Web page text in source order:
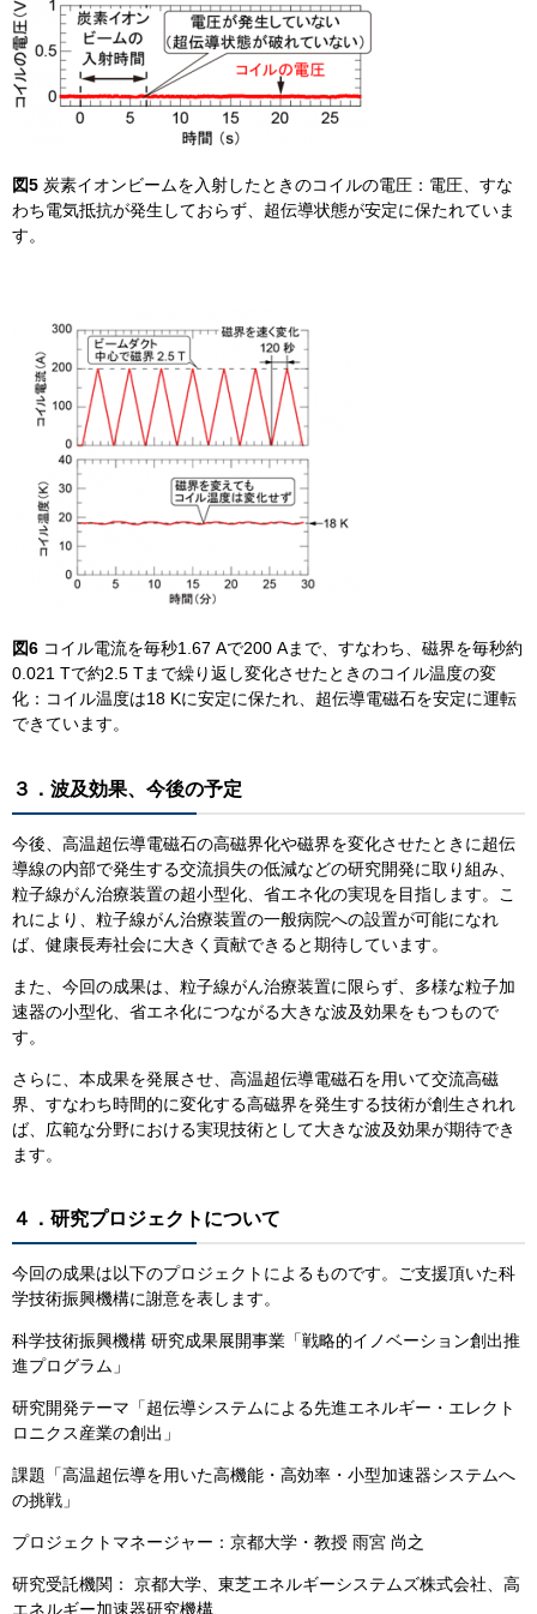
図5 炭素イオンビームを入射したときのコイルの電圧：電圧、すな
わち電気抵抗が発生しておらず、超伝導状態が安定に保たれていま
す。
図6 コイル電流を毎秒1.67 Aで200 Aまで、すなわち、磁界を毎秒約
0.021 Tで約2.5 Tまで繰り返し変化させたときのコイル温度の変
化：コイル温度は18 Kに安定に保たれ、超伝導電磁石を安定に運転
できています。
３．波及効果、今後の予定
今後、高温超伝導電磁石の高磁界化や磁界を変化させたときに超伝
導線の内部で発生する交流損失の低減などの研究開発に取り組み、
粒子線がん治療装置の超小型化、省エネ化の実現を目指します。こ
れにより、粒子線がん治療装置の一般病院への設置が可能になれ
ば、健康長寿社会に大きく貢献できると期待しています。
また、今回の成果は、粒子線がん治療装置に限らず、多様な粒子加
速器の小型化、省エネ化につながる大きな波及効果をもつもので
す。
さらに、本成果を発展させ、高温超伝導電磁石を用いて交流高磁
界、すなわち時間的に変化する高磁界を発生する技術が創生されれ
ば、広範な分野における実現技術として大きな波及効果が期待でき
ます。
４．研究プロジェクトについて
今回の成果は以下のプロジェクトによるものです。ご支援頂いた科
学技術振興機構に謝意を表します。
科学技術振興機構 研究成果展開事業「戦略的イノベーション創出推
進プログラム」
研究開発テーマ「超伝導システムによる先進エネルギー・エレクト
ロニクス産業の創出」
課題「高温超伝導を用いた高機能・高効率・小型加速器システムへ
の挑戦」
プロジェクトマネージャー：京都大学・教授 雨宮 尚之
研究受託機関： 京都大学、東芝エネルギーシステムズ株式会社、高
エネルギー加速器研究機構、